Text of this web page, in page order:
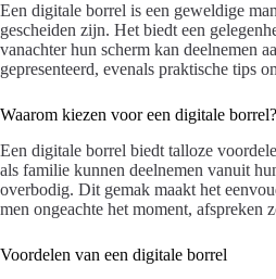
Een digitale borrel is een geweldige
gescheiden zijn. Het biedt een
vanachter hun scherm kan deelnemen
gepresenteerd, evenals praktische tips
Waarom kiezen voor een digitale borrel?
Een digitale borrel biedt talloze
als familie kunnen deelnemen vanuit
overbodig. Dit gemak maakt het
men ongeachte het moment, afspreken
Voordelen van een digitale borrel